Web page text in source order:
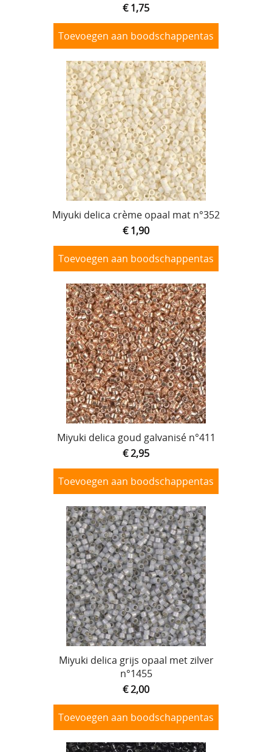
€ 1,75
Toevoegen aan boodschappentas
Miyuki delica crème opaal mat n°352
€ 1,90
Toevoegen aan boodschappentas
Miyuki delica goud galvanisé n°411
€ 2,95
Toevoegen aan boodschappentas
Miyuki delica grijs opaal met zilver
n°1455
€ 2,00
Toevoegen aan boodschappentas